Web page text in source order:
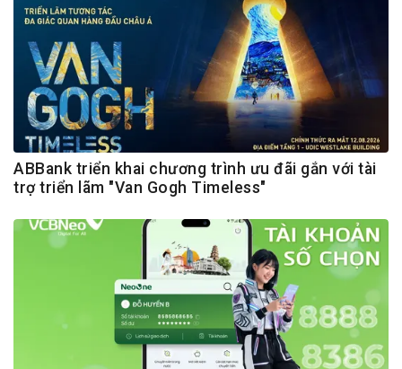
ABBank triển khai chương trình ưu đãi gắn với tài
trợ triển lãm "Van Gogh Timeless"